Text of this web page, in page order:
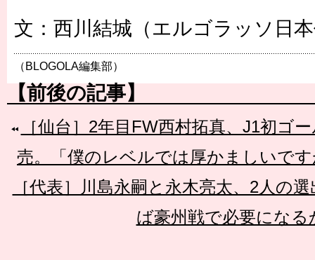
文：西川結城（エルゴラッソ日
（BLOGOLA編集部）
【前後の記事】
［仙台］2年目FW西村拓真、J1初ゴ
売。「僕のレベルでは厚かましいで
［代表］川島永嗣と永木亮太、2人の
ば豪州戦で必要になる